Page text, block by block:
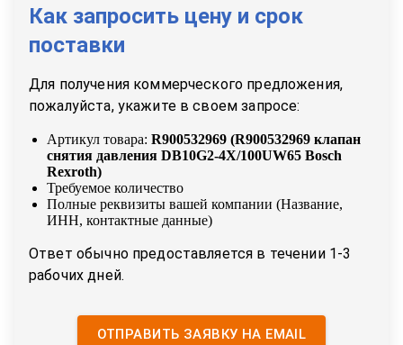
Как запросить цену и срок
поставки
Для получения коммерческого предложения,
пожалуйста, укажите в своем запросе:
Артикул товара: R900532969 (R900532969 клапан
снятия давления DB10G2-4X/100UW65 Bosch
Rexroth)
Требуемое количество
Полные реквизиты вашей компании (Название,
ИНН, контактные данные)
Ответ обычно предоставляется в течении 1-3
рабочих дней.
ОТПРАВИТЬ ЗАЯВКУ НА EMAIL